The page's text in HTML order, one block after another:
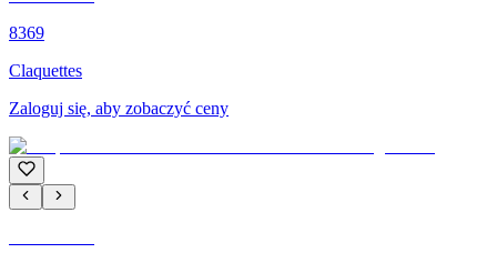
8369
Claquettes
Zaloguj się, aby zobaczyć ceny